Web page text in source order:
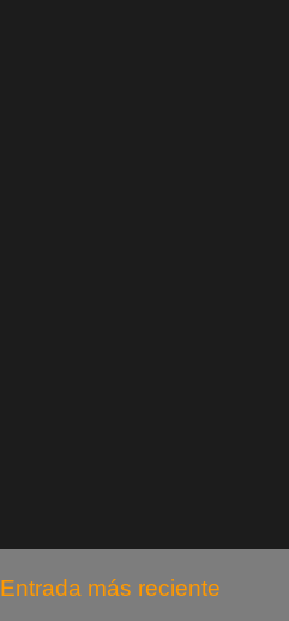
Entrada más reciente